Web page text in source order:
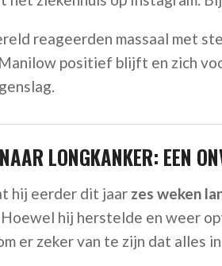
reageerden massaal met
positief blijft en zich
LONGKANKER: EEN
hij eerder dit jaar zes weken
hij herstelde en weer
er zeker van te zijn dat alles